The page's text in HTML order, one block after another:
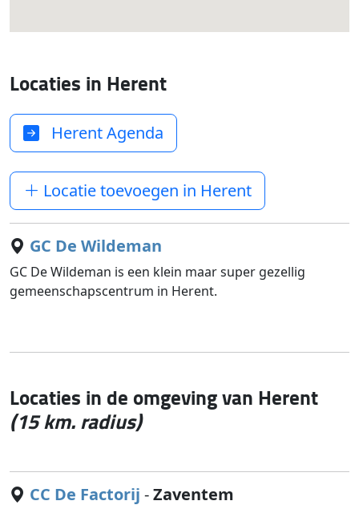
Locaties in Herent
Herent Agenda
Locatie toevoegen in Herent
GC De Wildeman
GC De Wildeman is een klein maar super gezellig
gemeen­schaps­cen­trum in Herent.
Locaties in de omgeving van Herent
(15 km. radius)
CC De Factorij -Zaventem